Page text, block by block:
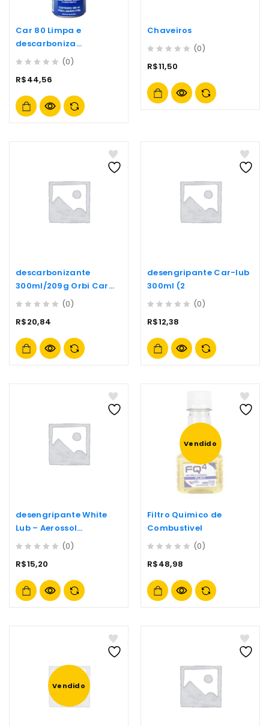
Car 80 Limpa e
descarboniza
Carburadores e Bicos
out
5
(0)
R$44,56
Chaveiros
out
5
(0)
R$11,50
descarbonizante
300ml/209g Orbi Car
2000
out
5
(0)
R$20,84
desengripante Car-lub
300ml (2
out
5
(0)
R$12,38
desengripante White
Lub – Aerossol
300ml/180g
out
5
(0)
R$15,20
Vendido
Filtro Quimico de
Combustivel
out
5
(0)
R$48,98
Vendido